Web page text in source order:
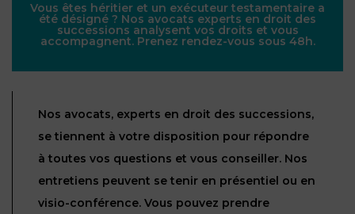
Vous êtes héritier et un exécuteur testamentaire a
été désigné ? Nos avocats experts en droit des
successions analysent vos droits et vous
accompagnent. Prenez rendez-vous sous 48h.
Nos avocats, experts en droit des successions,
se tiennent à votre disposition pour répondre
à toutes vos questions et vous conseiller. Nos
entretiens peuvent se tenir en présentiel ou en
visio-conférence. Vous pouvez prendre